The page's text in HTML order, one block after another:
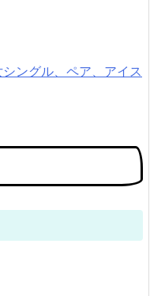
ングル、ペア、アイス